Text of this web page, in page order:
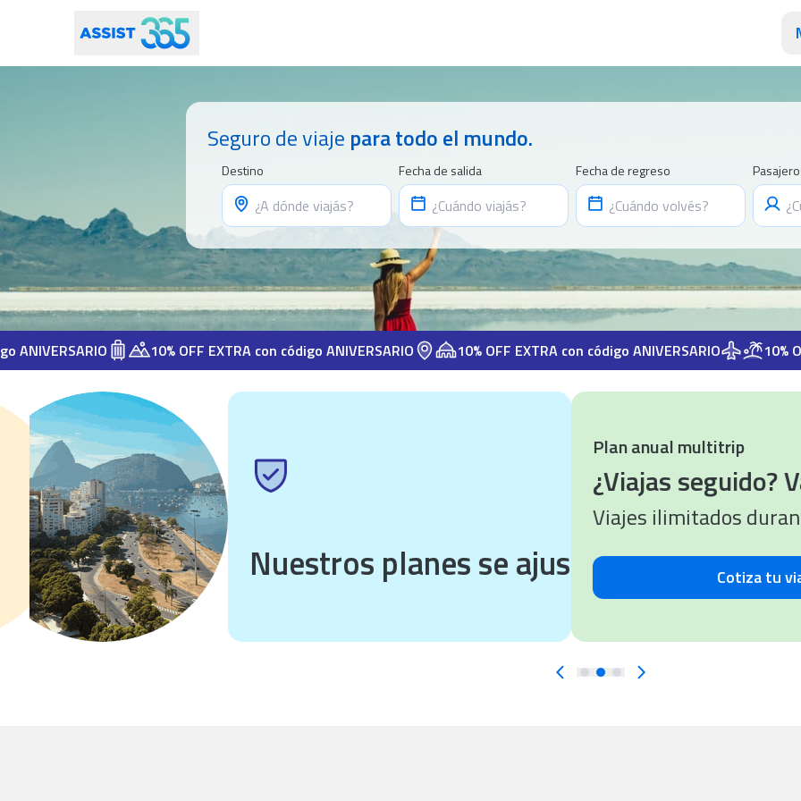
Seguro de viaje para todo el mundo.
Destino Fecha de salida Fecha de regreso
10% OFF EXTRA con código ANIVERSARIO 10% OFF EXTRA con código ANIVERSARIO 10% OFF
Nuestros planes se ajustan a la medida
Plan anual multitrip
¿Viajas seguido?
Viajes ilimitados
Cotiza tu viaje